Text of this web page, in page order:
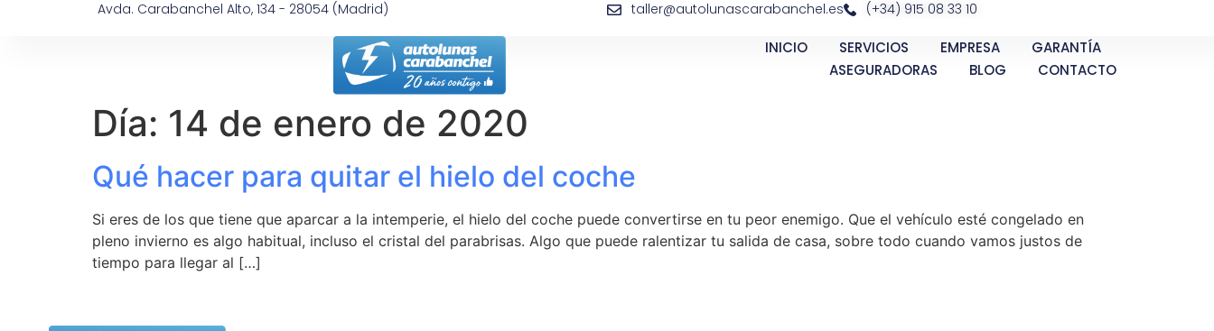
Avda. Carabanchel Alto, 134 - 28054 (Madrid) taller@autolunascarabanchel.es (+34) 915 08 33 10
INICIO SERVICIOS EMPRESA
GARANTÍA
ASEGURADORAS
BLOG CONTACTO
Día: 14 de enero de 2020
Qué hacer para quitar el hielo del coche
Si eres de los que tiene que aparcar a la intemperie, el hielo del coche puede convertirse en tu peor enemigo. Que el vehículo esté congelado en
pleno invierno es algo habitual, incluso el cristal del parabrisas. Algo que puede ralentizar tu salida de casa, sobre todo cuando vamos justos de
tiempo para llegar al […]